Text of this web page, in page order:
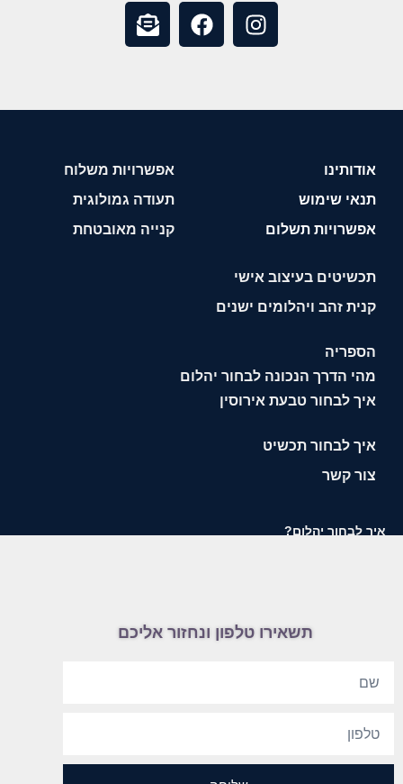
אודותינו
תנאי שימוש
אפשרויות תשלום
אפשרויות משלוח
תעודה גמולוגית
קנייה מאובטחת
תכשיטים בעיצוב אישי
קנית זהב ויהלומים ישנים
הספריה
מהי הדרך הנכונה לבחור יהלום
איך לבחור טבעת אירוסין
איך לבחור תכשיט
צור קשר
איך לבחור יהלום?
תשאירו טלפון ונחזור אליכם